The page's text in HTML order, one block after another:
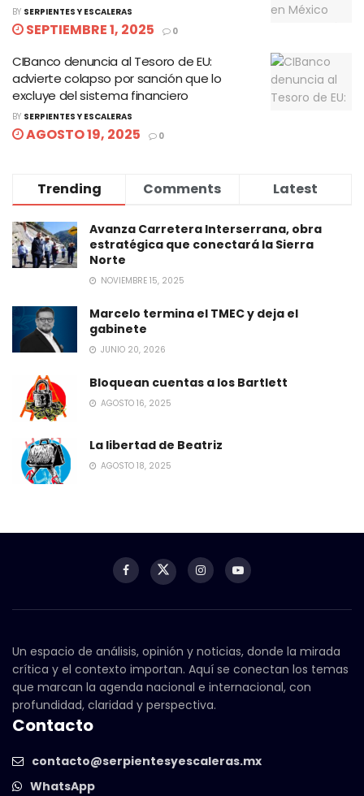
BY SERPIENTES Y ESCALERAS
SEPTIEMBRE 1, 2025 0
CIBanco denuncia al Tesoro de EU:
advierte colapso por sanción que lo
excluye del sistema financiero
BY SERPIENTES Y ESCALERAS
AGOSTO 19, 2025 0
Trending Comments Latest
Avanza Carretera Interserrana, obra
estratégica que conectará la Sierra
Norte
NOVIEMBRE 15, 2025
Marcelo termina el TMEC y deja el
gabinete
JUNIO 20, 2026
Bloquean cuentas a los Bartlett
AGOSTO 16, 2025
La libertad de Beatriz
AGOSTO 18, 2025
Un espacio de análisis, opinión y noticias, donde la mirada
crítica y el contexto importan. Aquí se conectan los temas
que marcan la agenda nacional e internacional, con
profundidad, claridad y perspectiva.
Contacto
contacto@serpientesyescaleras.mx
WhatsApp